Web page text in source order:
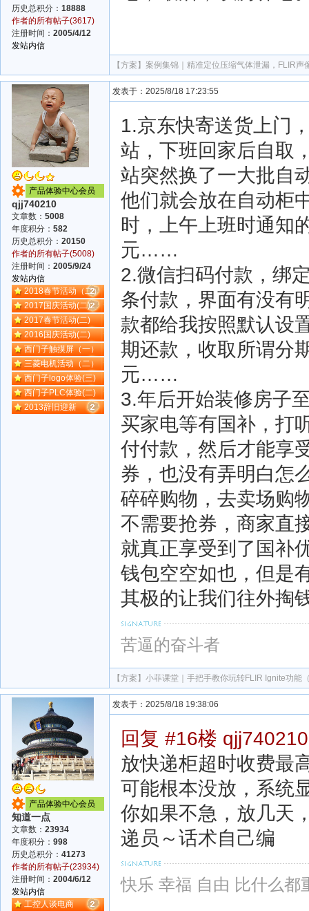
历史总积分： 18888
作者的所有帖子(3617)
注册时间： 2005/4/12
发站内信
【方案】 案例集锦｜精准定位压缩气体泄漏，FLIR声
产品体验中心会员
qjj740210
文章数： 5008
年度积分： 582
历史总积分： 20150
作者的所有帖子(5008)
注册时间： 2005/9/24
发站内信
2018春节活动（二）
2017国庆活动(二)
2017春节活动(二)
2016国庆活动(二)
西门子触摸屏（一）
三菱电机活动（二）
西门子logo体验(三)
西门子PLC体验(二)
2013辞旧迎新
发表于：2025/8/18 17:23:55
1.京东快寄送货上门
站，下班回家后自取
站突然换了一大批自
他们就会放在自动柜
时，上午上班时通知
元……
2.微信扫码付款，绑
条付款，界面有没有
款都给我按照默认设
期还款，收取所谓分
元……
3.年后开始装修房子
买家电等有国补，打
付付款，然后才能享
券，也没有弄明白怎
碎碎购物，去卖场购
不需要抢券，商家直
就真正享受到了国补
钱包空空如也，但是
其极的让我们往外
苦逼的奋斗者
【方案】 小菲课堂｜手把手教你玩转FLIR Ignite功能
产品体验中心会员
知道一点
文章数： 23934
年度积分： 998
历史总积分： 41273
作者的所有帖子(23934)
注册时间： 2004/6/12
发站内信
工控人谈电商
发表于：2025/8/18 19:38:06
回复 #16楼 qjj740210
放快递柜超时收费最
可能根本没放，系统
你如果不急，放几天
递员～话术自己编
快乐 幸福 自由 比什么都